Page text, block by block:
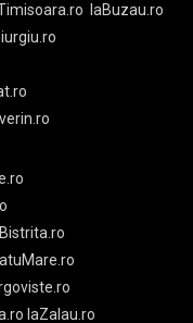
laBuzau.ro
laZalau.ro